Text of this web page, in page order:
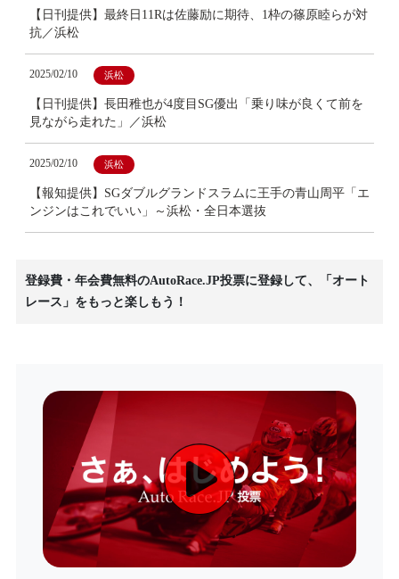
【日刊提供】最終日11Rは佐藤励に期待、1枠の篠原睦らが対
抗／浜松
2025/02/10 浜松
【日刊提供】長田稚也が4度目SG優出「乗り味が良くて前を
見ながら走れた」／浜松
2025/02/10 浜松
【報知提供】SGダブルグランドスラムに王手の青山周平「エ
ンジンはこれでいい」～浜松・全日本選抜
登録費・年会費無料のAutoRace.JP投票に登録して、「オート
レース」をもっと楽しもう！